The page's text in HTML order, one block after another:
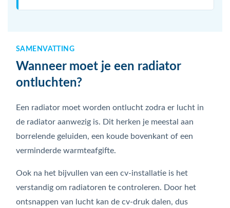
SAMENVATTING
Wanneer moet je een radiator
ontluchten?
Een radiator moet worden ontlucht zodra er lucht in
de radiator aanwezig is. Dit herken je meestal aan
borrelende geluiden, een koude bovenkant of een
verminderde warmteafgifte.
Ook na het bijvullen van een cv-installatie is het
verstandig om radiatoren te controleren. Door het
ontsnappen van lucht kan de cv-druk dalen, dus